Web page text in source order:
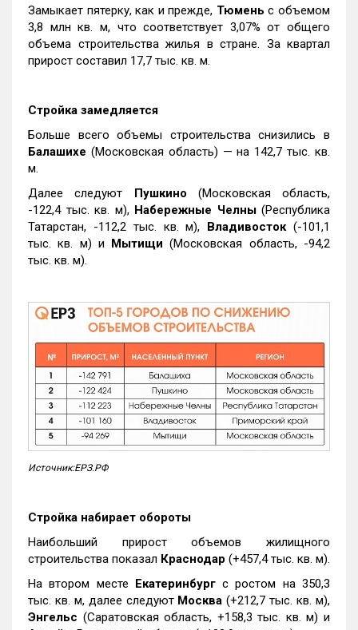
Замыкает пятерку, как и прежде, Тюмень с объемом
3,8 млн кв. м, что соответствует 3,07% от общего
объема строительства жилья в стране. За квартал
прирост составил 17,7 тыс. кв. м.
Стройка замедляется
Больше всего объемы строительства снизились в
Балашихе (Московская область) — на 142,7 тыс. кв.
м.
Далее следуют Пушкино (Московская область,
-122,4 тыс. кв. м), Набережные Челны(Республика
Татарстан, -112,2 тыс. кв. м), Владивосток(-101,1
тыс. кв. м) и Мытищи (Московская область, -94,2
тыс. кв. м).
Источник:ЕРЗ.РФ
Стройка набирает обороты
Наибольший прирост объемов жилищного
строительства показал Краснодар (+457,4 тыс. кв. м).
На втором месте Екатеринбургс ростом на 350,3
тыс. кв. м, далее следуют Москва (+212,7 тыс. кв. м),
Энгельс (Саратовская область, +158,3 тыс. кв. м) и